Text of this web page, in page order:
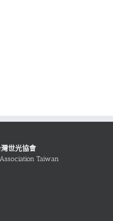
世光協會
Taiwan